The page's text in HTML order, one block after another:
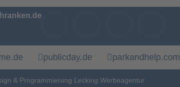
publicday.de parkandhelp.com
& Programmierung Lecking Werbeagentur